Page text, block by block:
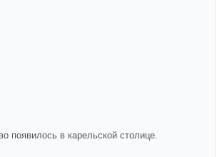
появилось в карельской столице.